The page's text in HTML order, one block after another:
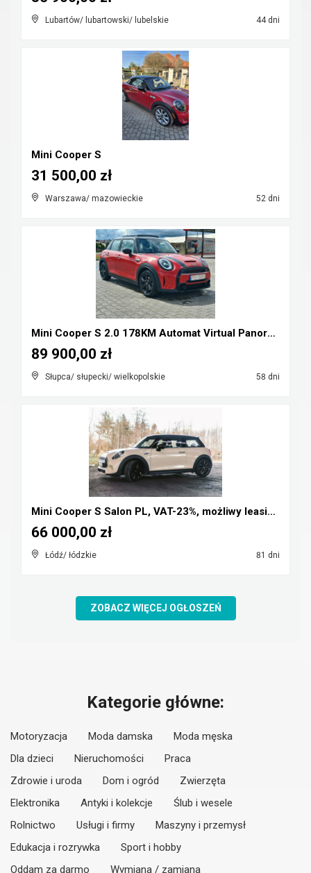
Lubartów/ lubartowski/ lubelskie 44 dni
Mini Cooper S
Warszawa/ mazowieckie 52 dni
31 500,00 zł
Mini Cooper S 2.0 178KM Automat Virtual Panorama F...
Słupca/ słupecki/ wielkopolskie 58 dni
89 900,00 zł
Mini Cooper S Salon PL, VAT-23%, możliwy leasing, ...
Łódź/ łódzkie 81 dni
66 000,00 zł
ZOBACZ WIĘCEJ OGŁOSZEŃ
Kategorie główne:
Motoryzacja Moda damska
Moda męska
Dla dzieci
Nieruchomości
Praca
Zdrowie i uroda
Dom i ogród
Zwierzęta
Elektronika
Antyki i kolekcje
Ślub i wesele
Rolnictwo
Usługi i firmy
Maszyny i przemysł
Edukacja i rozrywka
Sport i hobby
Oddam za darmo
Wymiana / zamiana